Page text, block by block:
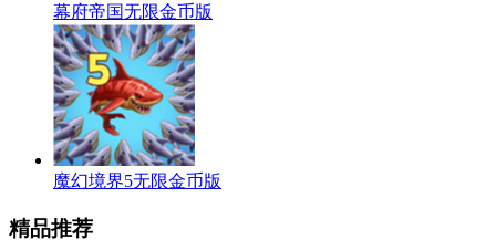
幕府帝国无限金币版
魔幻境界5无限金币版
精品推荐